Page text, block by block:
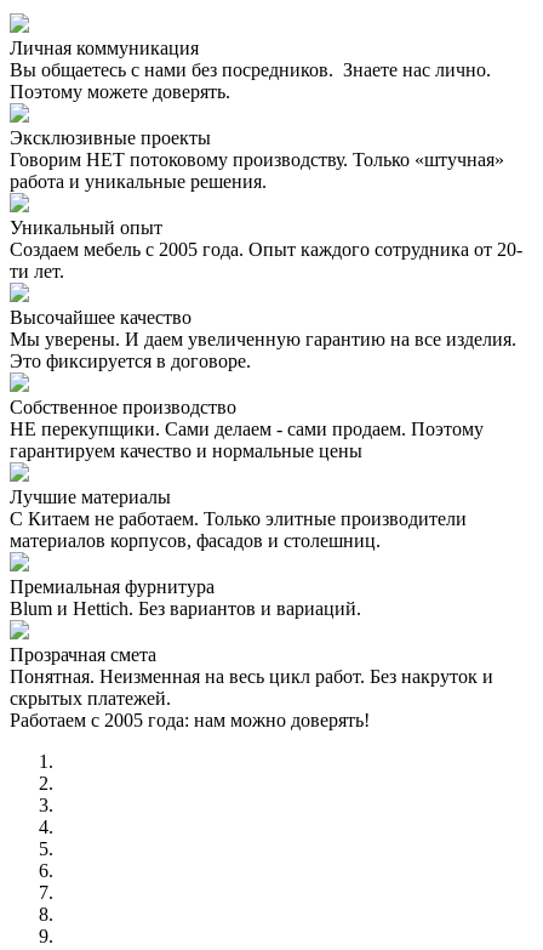
Личная коммуникация
Вы общаетесь с нами без посредников. Знаете нас лично.
Поэтому можете доверять.
Эксклюзивные проекты
Говорим НЕТ потоковому производству. Только «штучная»
работа и уникальные решения.
Уникальный опыт
Создаем мебель с 2005 года. Опыт каждого сотрудника от 20-
ти лет.
Высочайшее качество
Мы уверены. И даем увеличенную гарантию на все изделия.
Это фиксируется в договоре.
Собственное производство
НЕ перекупщики. Сами делаем - сами продаем. Поэтому
гарантируем качество и нормальные цены
Лучшие материалы
С Китаем не работаем. Только элитные производители
материалов корпусов, фасадов и столешниц.
Премиальная фурнитура
Blum и Hettich. Без вариантов и вариаций.
Прозрачная смета
Понятная. Неизменная на весь цикл работ. Без накруток и
скрытых платежей.
Работаем с 2005 года: нам можно доверять!